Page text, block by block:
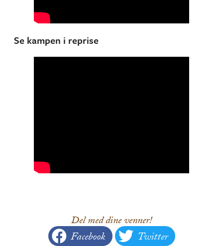
Se kampen i reprise
Del med dine venner!
Facebook Twitter